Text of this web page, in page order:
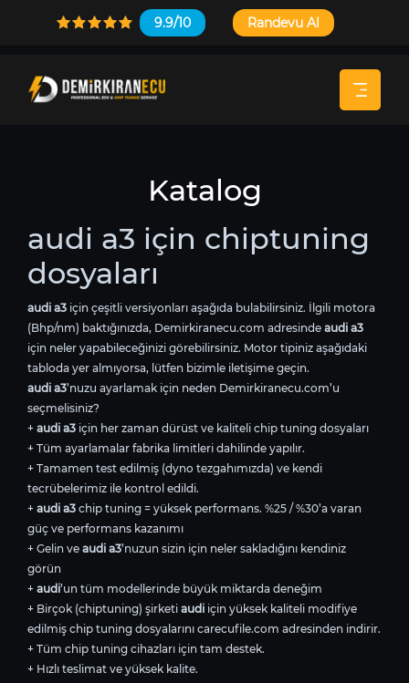
9.9/10 Randevu Al
Katalog
audi a3 için chiptuning
dosyaları
audi a3 için çeşitli versiyonları aşağıda bulabilirsiniz. İlgili motora
(Bhp/nm) baktığınızda, Demirkiranecu.com adresinde audi a3
için neler yapabileceğinizi görebilirsiniz. Motor tipiniz aşağıdaki
tabloda yer almıyorsa, lütfen bizimle iletişime geçin.
audi a3’nuzu ayarlamak için neden Demirkiranecu.com’u
seçmelisiniz?
+ audi a3 için her zaman dürüst ve kaliteli chip tuning dosyaları
+ Tüm ayarlamalar fabrika limitleri dahilinde yapılır.
+ Tamamen test edilmiş (dyno tezgahımızda) ve kendi
tecrübelerimiz ile kontrol edildi.
+ audi a3 chip tuning = yüksek performans. %25 / %30’a varan
güç ve performans kazanımı
+ Gelin ve audi a3’nuzun sizin için neler sakladığını kendiniz
görün
+ audi’un tüm modellerinde büyük miktarda deneğim
+ Birçok (chiptuning) şirketi audi için yüksek kaliteli modifiye
edilmiş chip tuning dosyalarını carecufile.com adresinden indirir.
+ Tüm chip tuning cihazları için tam destek.
+ Hızlı teslimat ve yüksek kalite.